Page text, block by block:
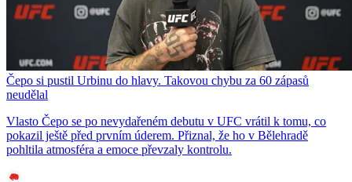
Čepo si pustil Urbinu do hlavy. Takovou chybu za 60 zápasů
neudělal
Vlasto Čepo se po nevydařeném debutu v UFC vrátil k tomu, co
pokazil ještě před prvním úderem. Přiznal, že ho v Bělehradě
pohltila atmosféra a emoce převzaly kontrolu.